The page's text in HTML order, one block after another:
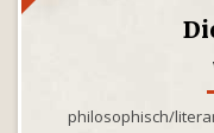
philosophisch/